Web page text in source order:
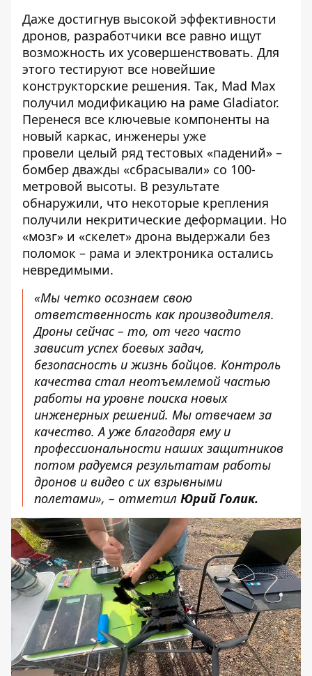
Даже достигнув высокой эффективности
дронов, разработчики все равно ищут
возможность их усовершенствовать. Для
этого тестируют все новейшие
конструкторские решения. Так, Mad Max
получил модификацию на раме Gladiator.
Перенеся все ключевые компоненты на
новый каркас, инженеры уже
провели целый ряд тестовых «падений» –
бомбер дважды «сбрасывали» со 100-
метровой высоты. В результате
обнаружили, что некоторые крепления
получили некритические деформации. Но
«мозг» и «скелет» дрона выдержали без
поломок – рама и электроника остались
невредимыми.
«Мы четко осознаем свою
ответственность как производителя.
Дроны сейчас – то, от чего часто
зависит успех боевых задач,
безопасность и жизнь бойцов. Контроль
качества стал неотъемлемой частью
работы на уровне поиска новых
инженерных решений. Мы отвечаем за
качество. А уже благодаря ему и
профессиональности наших защитников
потом радуемся результатам работы
дронов и видео с их взрывными
полетами», – отметил Юрий Голик.